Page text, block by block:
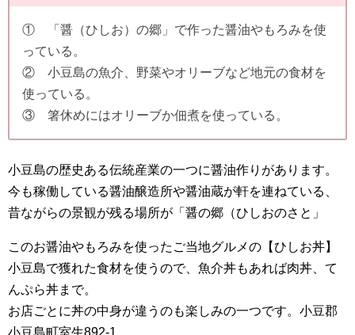
① 「醤（ひしお）の郷」で作った醤油やもろみを使
っている。
② 小豆島の魚介、野菜やオリーブなど地元の食材を
使っている。
③ 箸休めにはオリーブか佃煮を使っている。
小豆島の歴史ある伝統産業の一つに醤油作りがあります。
今も稼働している醤油醸造所や醤油蔵が軒を連ねている、
昔ながらの景観が残る場所が「醤の郷（ひしおのさと」
このお醤油やもろみを使ったご当地グルメの【ひしお丼】
小豆島で獲れた食材を使うので、魚介丼もあれば肉丼、て
んぷら丼まで。
お店ごとに丼の中身が違うのも楽しみの一つです。小豆郡